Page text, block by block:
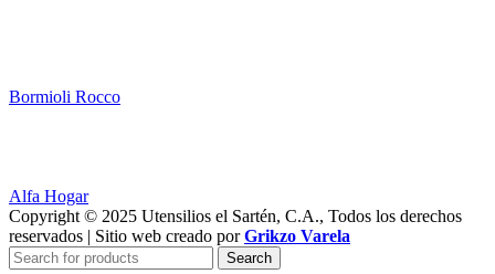
Bormioli Rocco
Alfa Hogar
Copyright © 2025 Utensilios el Sartén, C.A., Todos los derechos
reservados | Sitio web creado porGrikzo Varela
Search